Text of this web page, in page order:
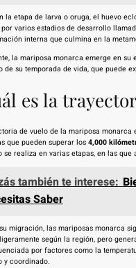
la etapa de larva o oruga, el huevo
varios estadios de desarrollo
interna que culmina en la
la mariposa monarca emerge en
de su temporada de vida, que puede
es la
de vuelo de la mariposa
que pueden superar los 4,000
se realiza en varias etapas, en las
también te interese:
Saber
migración, las mariposas monarca
según la región, pero
por factores como la
y coordinado.